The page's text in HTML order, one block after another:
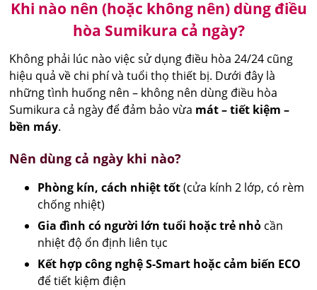
Khi nào nên (hoặc không nên) dùng điều
hòa Sumikura cả ngày?
Không phải lúc nào việc sử dụng điều hòa 24/24 cũng
hiệu quả về chi phí và tuổi thọ thiết bị. Dưới đây là
những tình huống nên – không nên dùng điều hòa
Sumikura cả ngày để đảm bảo vừa mát – tiết kiệm –
bền máy.
Nên dùng cả ngày khi nào?
Phòng kín, cách nhiệt tốt(cửa kính 2 lớp, có rèm
chống nhiệt)
Gia đình có người lớn tuổi hoặc trẻ nhỏ cần
nhiệt độ ổn định liên tục
Kết hợp công nghệ S-Smart hoặc cảm biến ECO
để tiết kiệm điện